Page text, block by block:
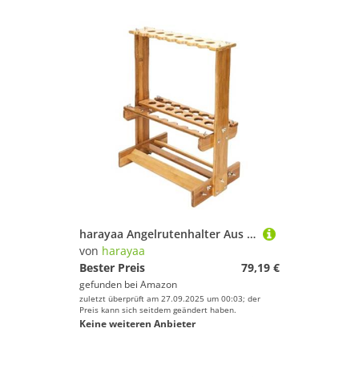
Turnen & Gymnastik
Geschlecht
harayaa Angelrutenhalter Aus Bambus, Vielseitig, Einfach zu Montieren, Leicht, Organizer für Zuhause, Garage Und Den Täglichen Gebrauch, 23 Löcher
von harayaa
Bester Preis
79,19 €
gefunden bei Amazon
zuletzt überprüft am 27.09.2025 um 00:03; der
Preis kann sich seitdem geändert haben.
Keine weiteren Anbieter